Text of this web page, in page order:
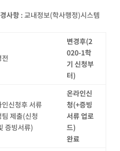
사항 : 교내정보(학사행정)시스템
전
변경후(2
020-1학
기 신청부
터)
인신청후 서류
팀 제출(신청
증빙서류)
온라인신
청(+증빙
서류 업로
드)
완료